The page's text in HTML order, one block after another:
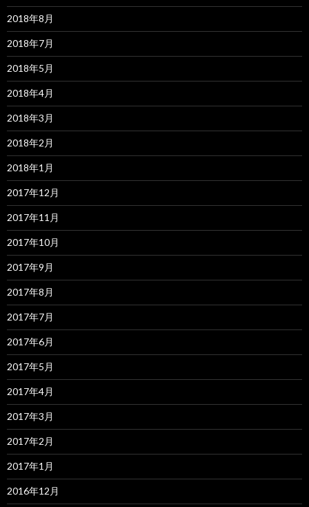
2018年8月
2018年7月
2018年5月
2018年4月
2018年3月
2018年2月
2018年1月
2017年12月
2017年11月
2017年10月
2017年9月
2017年8月
2017年7月
2017年6月
2017年5月
2017年4月
2017年3月
2017年2月
2017年1月
2016年12月